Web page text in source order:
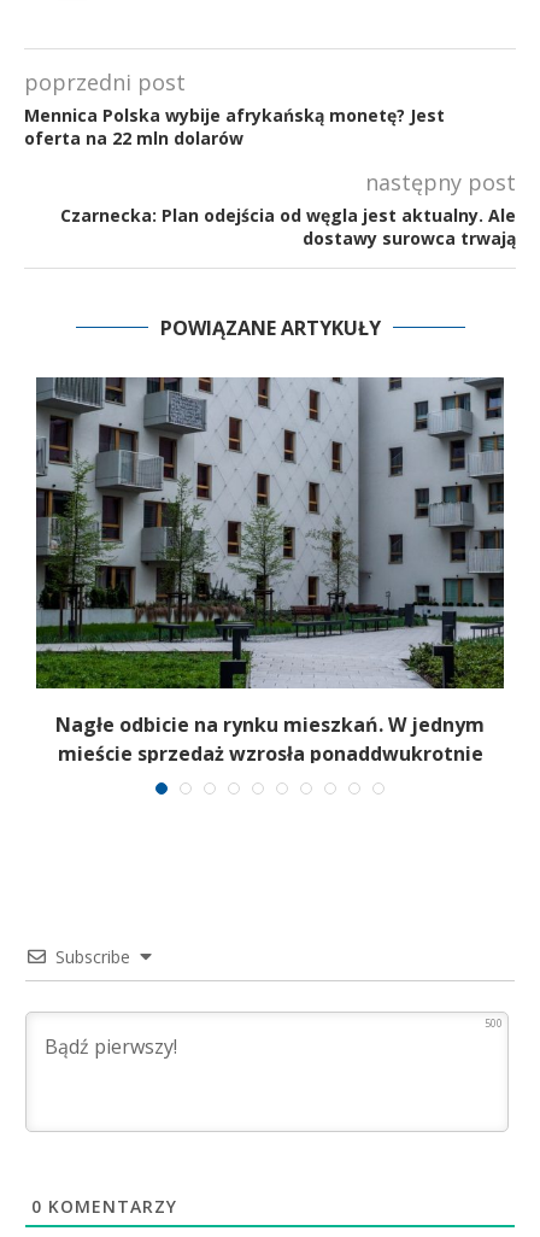
poprzedni post
Mennica Polska wybije afrykańską monetę? Jest
oferta na 22 mln dolarów
następny post
Czarnecka: Plan odejścia od węgla jest aktualny. Ale
dostawy surowca trwają
POWIĄZANE ARTYKUŁY
Nagłe odbicie na rynku mieszkań. W jednym
mieście sprzedaż wzrosła ponaddwukrotnie
Subscribe
500
0 KOMENTARZY